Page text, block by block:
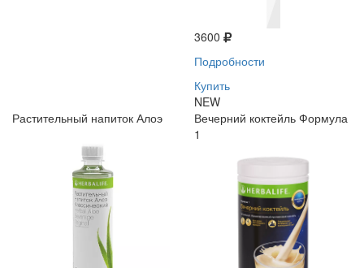
3600
Подробности
Купить
NEW
Растительный напиток Алоэ
Вечерний коктейль Формула
1